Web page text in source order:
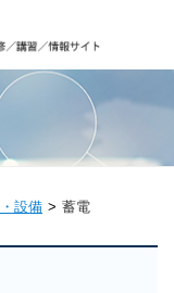
設備 蓄電